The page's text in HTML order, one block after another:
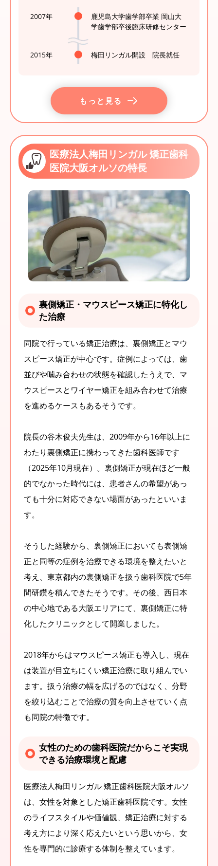
2007年
鹿児島大学歯学部卒業 岡山大
学歯学部卒後臨床研修センター
2015年 梅田リンガル開設 院長就任
もっと見る
医療法人梅田リンガル 矯正歯科
医院大阪オルソの特長
裏側矯正・マウスピース矯正に特化し
た治療
同院で行っている矯正治療は、裏側矯正とマウ
スピース矯正が中心です。症例によっては、歯
並びや噛み合わせの状態を確認したうえで、マ
ウスピースとワイヤー矯正を組み合わせて治療
を進めるケースもあるそうです。
院長の谷木俊夫先生は、2009年から16年以上に
わたり裏側矯正に携わってきた歯科医師です
（2025年10月現在）。裏側矯正が現在ほど一般
的でなかった時代には、患者さんの希望があっ
ても十分に対応できない場面があったといいま
す。
そうした経験から、裏側矯正においても表側矯
正と同等の症例を治療できる環境を整えたいと
考え、東京都内の裏側矯正を扱う歯科医院で5年
間研鑽を積んできたそうです。その後、西日本
の中心地である大阪エリアにて、裏側矯正に特
化したクリニックとして開業しました。
2018年からはマウスピース矯正も導入し、現在
は装置が目立ちにくい矯正治療に取り組んでい
ます。扱う治療の幅を広げるのではなく、分野
を絞り込むことで治療の質を向上させていく点
も同院の特徴です。
女性のための歯科医院だからこそ実現
できる治療環境と配慮
医療法人梅田リンガル 矯正歯科医院大阪オルソ
は、女性を対象とした矯正歯科医院です。女性
のライフスタイルや価値観、矯正治療に対する
考え方により深く応えたいという思いから、女
性を専門的に診療する体制を整えています。